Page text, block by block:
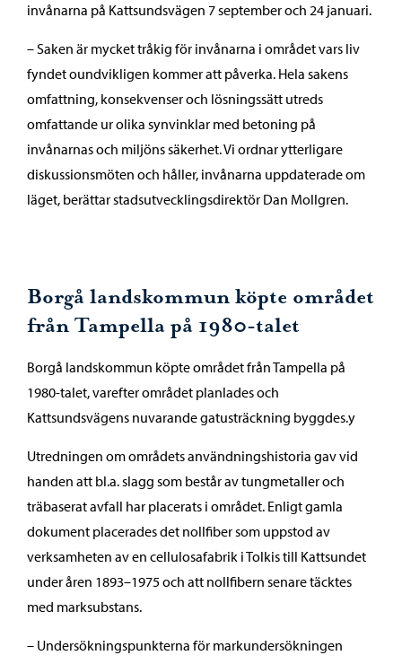
invånarna på Kattsundsvägen 7 september och 24 januari.
– Saken är mycket tråkig för invånarna i området vars liv
fyndet oundvikligen kommer att påverka. Hela sakens
omfattning, konsekvenser och lösningssätt utreds
omfattande ur olika synvinklar med betoning på
invånarnas och miljöns säkerhet. Vi ordnar ytterligare
diskussionsmöten och håller, invånarna uppdaterade om
läget, berättar stadsutvecklingsdirektör Dan Mollgren.
Borgå landskommun köpte området
från Tampella på 1980-talet
Borgå landskommun köpte området från Tampella på
1980-talet, varefter området planlades och
Kattsundsvägens nuvarande gatusträckning byggdes.y
Utredningen om områdets användningshistoria gav vid
handen att bl.a. slagg som består av tungmetaller och
träbaserat avfall har placerats i området. Enligt gamla
dokument placerades det nollfiber som uppstod av
verksamheten av en cellulosafabrik i Tolkis till Kattsundet
under åren 1893–1975 och att nollfibern senare täcktes
med marksubstans.
– Undersökningspunkterna för markundersökningen